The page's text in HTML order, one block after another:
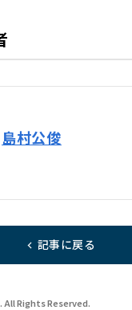
島村公俊
記事に戻る
Rights Reserved.